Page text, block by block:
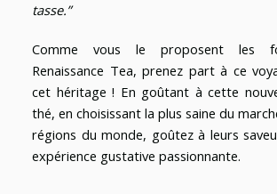
tasse.”
Comme vous le proposent les
Renaissance Tea, prenez part à ce
cet héritage ! En goûtant à cette
thé, en choisissant la plus saine du
régions du monde, goûtez à leurs
expérience gustative passionnante.